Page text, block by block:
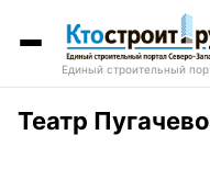
Единый строительный
Театр